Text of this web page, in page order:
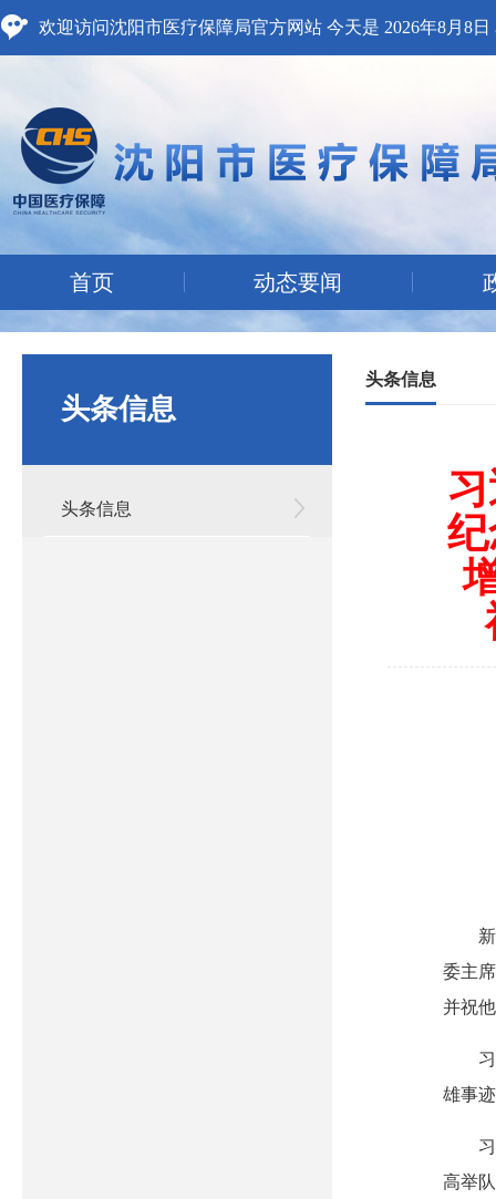
欢迎访问沈阳市医疗保障局官方网站 今天是 2026年8月8
首页 动态要闻
头条信息
头条信息
头条信息
委主
并祝
雄事
高举